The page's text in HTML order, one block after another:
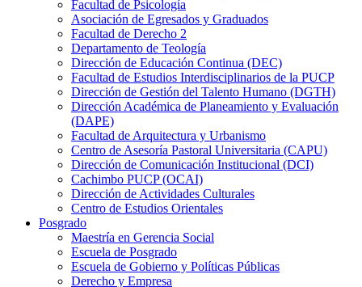
Facultad de Psicología
Asociación de Egresados y Graduados
Facultad de Derecho 2
Departamento de Teología
Dirección de Educación Continua (DEC)
Facultad de Estudios Interdisciplinarios de la PUCP
Dirección de Gestión del Talento Humano (DGTH)
Dirección Académica de Planeamiento y Evaluación
(DAPE)
Facultad de Arquitectura y Urbanismo
Centro de Asesoría Pastoral Universitaria (CAPU)
Dirección de Comunicación Institucional (DCI)
Cachimbo PUCP (OCAI)
Dirección de Actividades Culturales
Centro de Estudios Orientales
Posgrado
Maestría en Gerencia Social
Escuela de Posgrado
Escuela de Gobierno y Políticas Públicas
Derecho y Empresa